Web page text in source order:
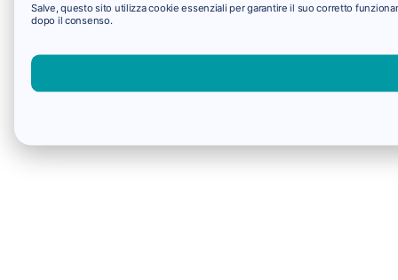
Salve, questo sito utilizza cookie essenziali per garantire il suo corretto
dopo il consenso.